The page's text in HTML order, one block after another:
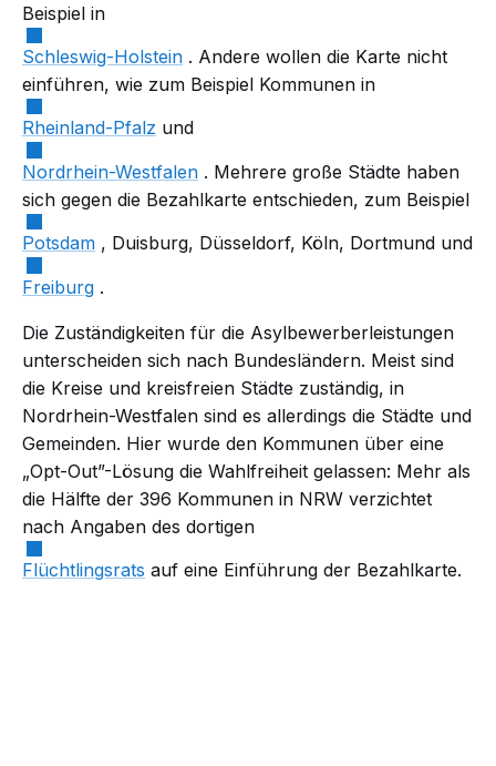
Beispiel in
Schleswig-Holstein . Andere wollen die Karte nicht
einführen, wie zum Beispiel Kommunen in
Rheinland-Pfalz und
Nordrhein-Westfalen . Mehrere große Städte haben
sich gegen die Bezahlkarte entschieden, zum Beispiel
Potsdam , Duisburg, Düsseldorf, Köln, Dortmund und
Freiburg .
Die Zuständigkeiten für die Asylbewerberleistungen
unterscheiden sich nach Bundesländern. Meist sind
die Kreise und kreisfreien Städte zuständig, in
Nordrhein-Westfalen sind es allerdings die Städte und
Gemeinden. Hier wurde den Kommunen über eine
„Opt-Out”-Lösung die Wahlfreiheit gelassen: Mehr als
die Hälfte der 396 Kommunen in NRW verzichtet
nach Angaben des dortigen
Flüchtlingsrats auf eine Einführung der Bezahlkarte.